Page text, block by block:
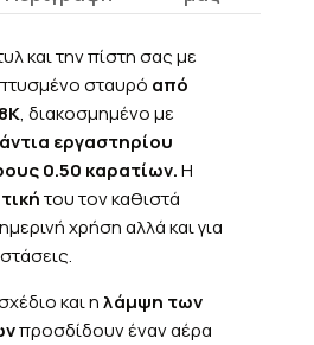
και την πίστη σας με
σταυρό από
, διακοσμημένο με
εργαστηρίου
0.50 καρατίων.Η
του τον καθιστά
χρήση αλλά και για
και ηλάμψη των
προσδίδουν έναν αέρα